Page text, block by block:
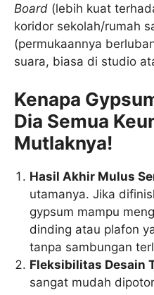
Board (lebih kuat
koridor sekolah/rumah
(permukaannya
suara, biasa di studio
Kenapa
Dia Semua
Mutlaknya!
Hasil Akhir Mulus
utamanya. Jika
gypsum mampu
dinding atau plafon
tanpa sambungan
Fleksibilitas Desain
sangat mudah